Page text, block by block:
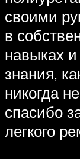
своими
в
навыках
знания,
никогда
спасибо
легкого